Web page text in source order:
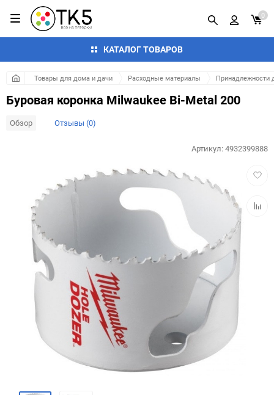
КАТАЛОГ ТОВАРОВ
0
Товары для дома и дачи Расходные материалы Принадлежности
Буровая коронка Milwaukee Bi-Metal 200
Обзор Отзывы (0)
Артикул:4932399888